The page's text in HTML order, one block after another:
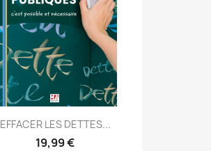
EFFACER LES DETTES...
19,99 €